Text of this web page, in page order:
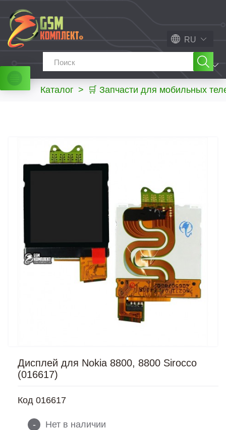
RU
МЕНЮ
Каталог > 🛒 Запчасти для мобильных
Дисплей для Nokia 8800, 8800 Sirocco
(016617)
Код 016617
- Нет в наличии